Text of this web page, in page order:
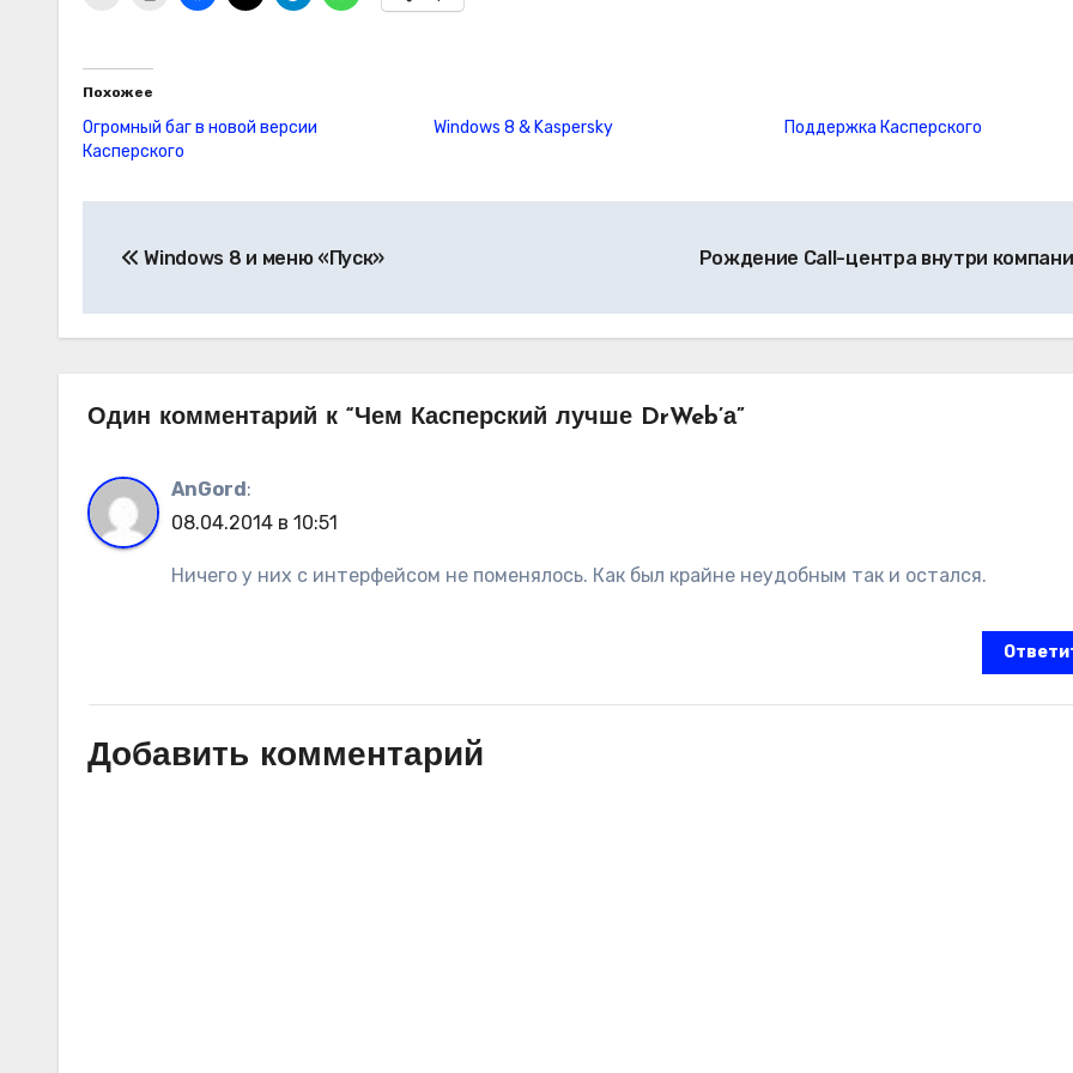
Похожее
Огромный баг в новой версии
Касперского
Windows 8 & Kaspersky Поддержка Касперского
по
записям
Windows 8 и меню «Пуск» Рождение Call-центра внутри
Один комментарий к “Чем Касперский лучше DrWeb’а”
AnGord:
08.04.2014 в 10:51
Ничего у них с интерфейсом не поменялось. Как был крайне неудобным так и остался.
Добавить комментарий